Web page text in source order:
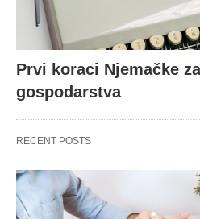
Prvi koraci Njemačke
gospodarstva
RECENT POSTS